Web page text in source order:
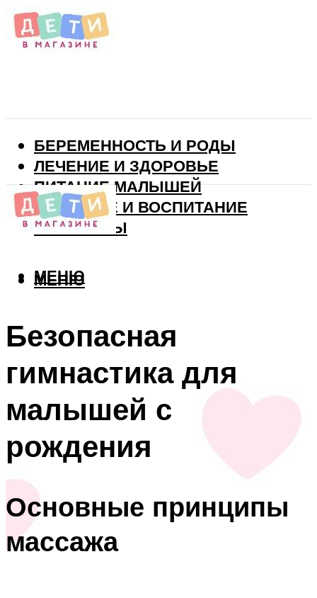
БЕРЕМЕННОСТЬ И РОДЫ
ЛЕЧЕНИЕ И ЗДОРОВЬЕ
ПИТАНИЕ МАЛЫШЕЙ
РАЗВИТИЕ И ВОСПИТАНИЕ
ВИТАМИНЫ
МЕНЮ
МЕНЮ
Безопасная
гимнастика для
малышей с
рождения
Основные принципы
массажа